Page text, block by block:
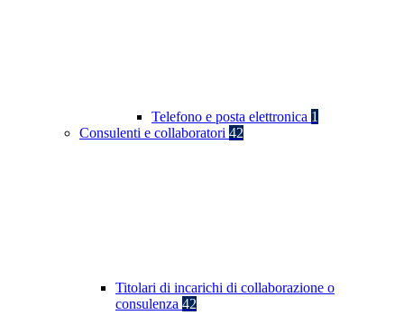
Telefono e posta elettronica 1
Consulenti e collaboratori 42
Titolari di incarichi di collaborazione o
consulenza 42